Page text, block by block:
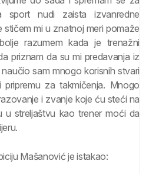
sport nudi zaista izvanredne
mi u znatnoj meri pomaže
razumem kada je trenažni
priznam da su mi predavanja iz
sam mnogo korisnih stvari
za takmičenja. Mnogo
i zvanje koje ću steći na
u streljaštvu kao trener moći da
Mašanović je istakao: